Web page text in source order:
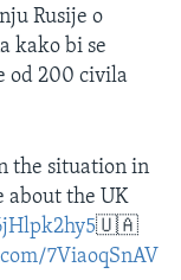
Rusije o
kako bi se
od 200 civila
the situation in
about the UK
🇺🇦
7ViaoqSnAV